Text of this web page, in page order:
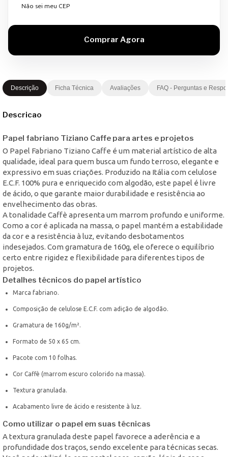
Não sei meu CEP
Descrição Ficha Técnica Avaliações FAQ - Perguntas e
Descricao
Papel fabriano Tiziano Caffe para artes e projetos
O Papel Fabriano Tiziano Caffe é um material artístico de alta
qualidade, ideal para quem busca um fundo terroso, elegante e
expressivo em suas criações. Produzido na Itália com celulose
E.C.F. 100% pura e enriquecido com algodão, este papel é livre
de ácido, o que garante maior durabilidade e resistência ao
envelhecimento das obras.
A tonalidade Caffè apresenta um marrom profundo e uniforme.
Como a cor é aplicada na massa, o papel mantém a estabilidade
da cor e a resistência à luz, evitando desbotamentos
indesejados. Com gramatura de 160g, ele oferece o equilíbrio
certo entre rigidez e flexibilidade para diferentes tipos de
projetos.
Detalhes técnicos do papel artístico
Marca fabriano.
Composição de celulose E.C.F. com adição de algodão.
Gramatura de 160g/m².
Formato de 50 x 65 cm.
Pacote com 10 folhas.
Cor Caffè (marrom escuro colorido na massa).
Textura granulada.
Acabamento livre de ácido e resistente à luz.
Como utilizar o papel em suas técnicas
A textura granulada deste papel favorece a aderência e a
profundidade dos traços, sendo excelente para técnicas secas.